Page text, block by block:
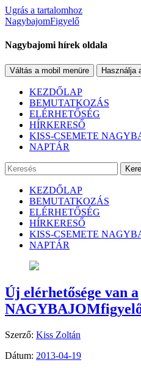
Ugrás a tartalomhoz
NagybajomFigyelő
Nagybajomi hírek oldala
Váltás a mobil menüre Használja
KEZDŐLAP
BEMUTATKOZÁS
ELÉRHETŐSÉG
HÍRKERESŐ
KISS-CSEMETE
NAPTÁR
KEZDŐLAP
BEMUTATKOZÁS
ELÉRHETŐSÉG
HÍRKERESŐ
KISS-CSEMETE
NAPTÁR
Új elérhetősége van a
Szerző: Kiss Zoltán
Dátum: 2013-04-19